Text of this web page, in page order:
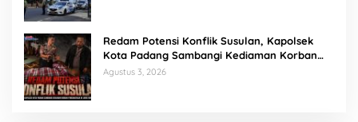
Redam Potensi Konflik Susulan, Kapolsek
Kota Padang Sambangi Kediaman Korban
Penganiayaan di Lubuk Mumpo
Agustus 3, 2026